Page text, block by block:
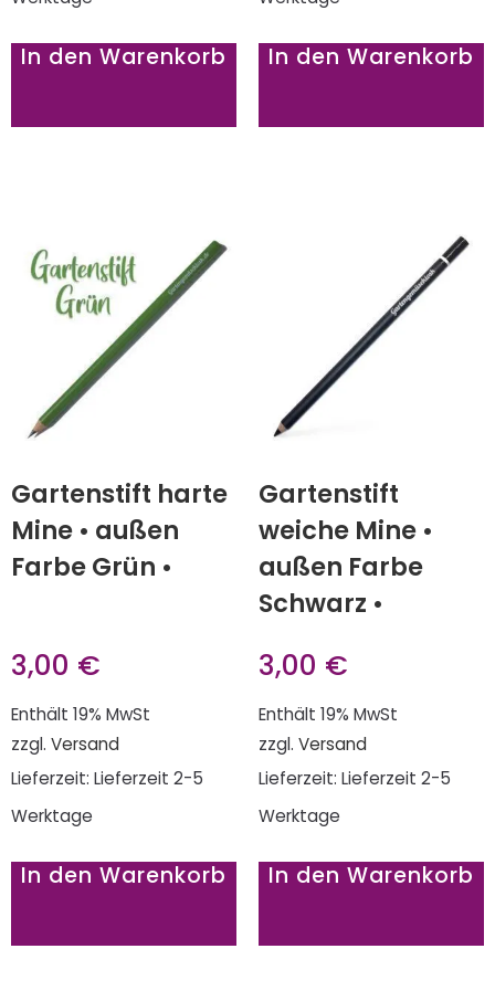
In den Warenkorb In den Warenkorb
Gartenstift harte
Mine • außen
Farbe Grün •
3,00 €
Enthält 19% MwSt
zzgl. Versand
Lieferzeit: Lieferzeit 2-5
Werktage
In den Warenkorb
Gartenstift
weiche Mine •
außen Farbe
Schwarz •
3,00 €
Enthält 19% MwSt
zzgl. Versand
Lieferzeit: Lieferzeit 2-5
Werktage
In den Warenkorb